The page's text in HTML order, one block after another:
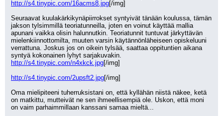
http://s4.tinypic.com/16acms8.jpg[/img]
Seuraavat kuulakärkikynäpiirrokset syntyivät tänään koulussa, tämän
jakson tylsimmillä teoriatunneilla, joten en voinut käyttää mallia
apunani vaikka olisin halunnutkin. Teoriatunnit tuntuvat järkyttävän
mielenkiinnottomilta, muuten varsin käytännönläheiseen opiskeluuni
verrattuna. Joskus jos on oikein tylsää, saattaa oppituntien aikana
syntyä kokonainen lyhyt sarjakuvakin.
http://s4.tinypic.com/n4xkck.jpg[/img]
http://s4.tinypic.com/2upsft2.jpg[/img]
Oma mielipiteeni tuherruksistani on, että kyllähän niistä näkee, ketä
on matkittu, mutteivät ne sen ihmeellisempiä ole. Uskon, että moni
on vaim parhaimmillaan kanssani samaa mieltä...